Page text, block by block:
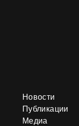
Новости
Публикации
Медиа